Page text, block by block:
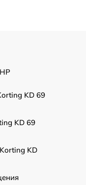
KD 69
KD 69
KD